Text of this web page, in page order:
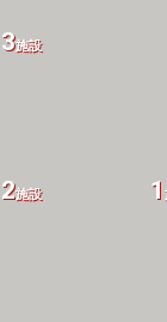
2施設 1
3施設